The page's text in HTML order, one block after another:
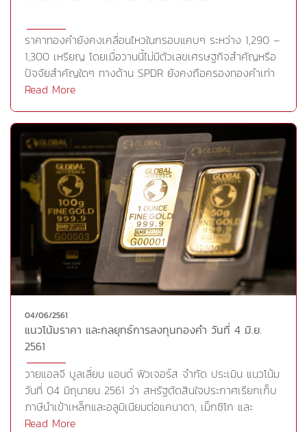
ราคาทองคำยังคงเคลื่อนไหวในกรอบแคบๆ ระหว่าง 1,290 –
1,300 เหรียญ โดยเมื่อวานนี้ไม่มีตัวเลขเศรษฐกิจสำคัญหรือ
ปัจจัยสำคัญใดๆ ทางด้าน SPDR ยังคงถือครองทองคำเท่า
เดิมที่ระดับ 851.45 ตัน ขณะที่ภาพรวมดูเหมือนตลาดจะยัง
100% ที่เฟดจะตัดสินใจขึ้นดอกเบี้ยอีก 0.25% ในการประชุม
สัปดาห์หน้า แต่ตลาดให้ความสำคัญกับถ้อยแถลงหลังเสร็จ
สิ้นประชุมว่าเฟดจะส่งสัญญาณเพิ่มเติมต่อจำนวนครั้งในการ
ขึ้นดอกเบี้ยหรือไม่ ขณะที่ดัชนีดอลลาร์อ่อนค่าลงมาเล็กน้อย
ขณะที่เงินบาทปรับแข็งค่าเล็กน้อยและมาเคลื่อนไหวแถว 31.97
บาท/ดอลลาร์ในเช้านี้ สำหรับคืนนี้จะมีตัวเลขเศรษฐกิจสำคัญ
ของสหรัฐฯเพียงตัวเดียว ได้แก่ ISM Non-Manufacturing
PMI ที่คาดว่าจะออกมาดีขึ้นวิเคราะห์ราคาทองคำทางเทคนิค
ภาพรวมดูเหมือนราคาทองคำจะยังคงเคลื่อนไหวในกรอบ
แคบๆ เป็นลักษณะ Sideways ระหว่าง 1,285 – 1,300
เหรียญเช่นเดิม ขณะที่ภาพระยะยาวยังเป็นทิศทางขาลง ซึ่ง
โดยมีแนวรับ 1,285 เหรียญ และมีแนวต้าน 1,300 เหรียญการ
ลงทุน Gold D และ Gold Comexเก็งกำไรระยะสั้นๆในกรอบ
เน้นทำกำไรตามทิศทางขาลงเป็นหลัก โดยที่ GDM18 จะมีแนว
รับ 1,285 เหรียญ และแนวต้าน 1,300 เหรียญขณะที่ Gold
Comex คาดว่าจะมีระดับแนวรับบริเวณ 1,290 เหรียญ และ
แนวต้าน 1,305 เหรียญโดยย้ำนักลงทุนว่า ราคาจะแตกต่าง
กันประมาณ 2 – 5 เหรียญ ดังนั้น การวิเคราะห์หรือ
Read More
04/06/2561
แนวโน้มราคา และกลยุทธ์การลงทุนทองคำ วันที่ 4 มิ.ย.
2561
วายแอลจี บูลเลี่ยน แอนด์ ฟิวเจอร์ส จำกัด ประเมิน แนวโน้ม
วันที่ 04 มิถุนายน 2561 ว่า สหรัฐตัดสินใจประกาศเรียกเก็บ
ภาษีนำเข้าเหล็กและอลูมิเนียมต่อแคนาดา, เม็กซิโก และ
สหภาพยุโรป (EU) หลังจากที่การเจรจาระหว่างสหรัฐและ
Read More